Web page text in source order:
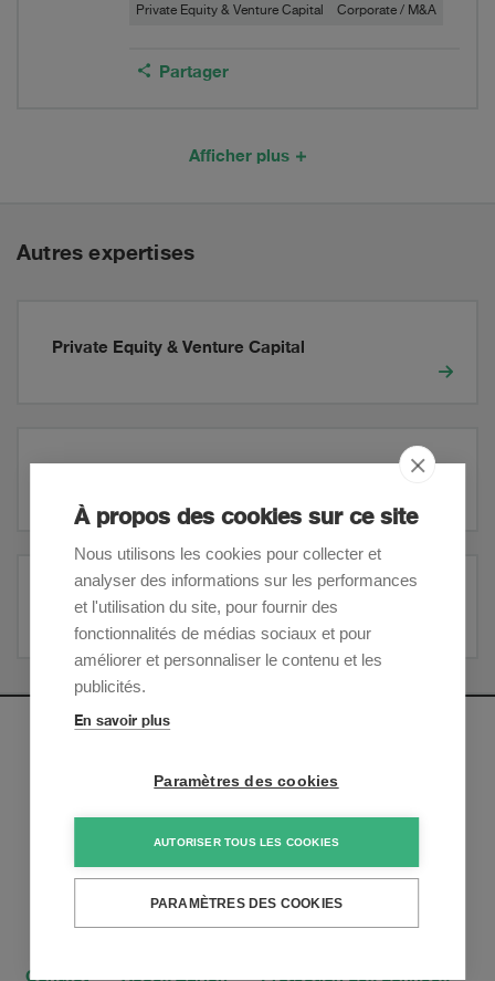
Private Equity & Venture Capital Corporate / M&A
Partager
Afficher plus
Autres expertises
Private Equity & Venture Capital
Droit du travail et prévoyance professionnelle
Inscrivez-vous pour recevoir nos mises à jour sur les
S'inscrire maintenant
Contact Accès Zurich Protection des données
À propos des cookies sur ce site
Nous utilisons les cookies pour collecter et
analyser des informations sur les performances
et l'utilisation du site, pour fournir des
fonctionnalités de médias sociaux et pour
améliorer et personnaliser le contenu et les
publicités.
En savoir plus
Paramètres des cookies
AUTORISER TOUS LES COOKIES
PARAMÈTRES DES COOKIES